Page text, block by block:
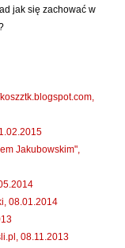
jak się zachować w
Jakubowskim",
08.01.2014
08.11.2013